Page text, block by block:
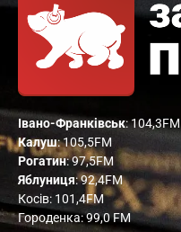
Івано-Франківськ: 104,3FM
Калуш: 105,5FM
Рогатин: 97,5FM
Яблуниця: 92,4FM
Косів: 101,4FM
Городенка: 99,0 FM